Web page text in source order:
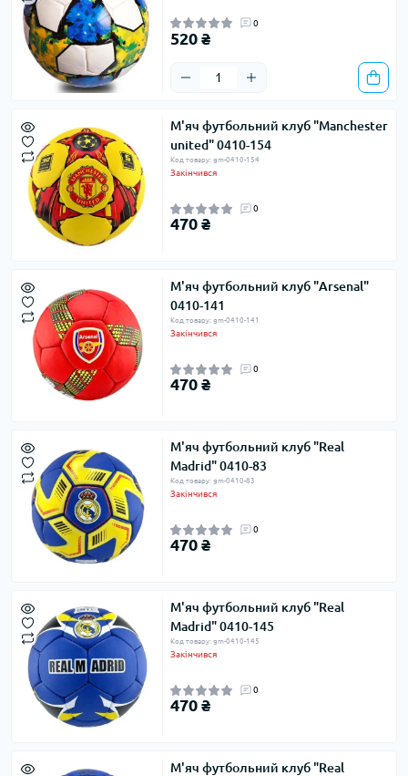
0
520 ₴
М'яч футбольний клуб "Manchester
united" 0410-154
Код товару: gm-0410-154
Закінчився
0
470 ₴
М'яч футбольний клуб "Arsenal"
0410-141
Код товару: gm-0410-141
Закінчився
0
470 ₴
М'яч футбольний клуб "Real
Madrid" 0410-83
Код товару: gm-0410-83
Закінчився
0
470 ₴
М'яч футбольний клуб "Real
Madrid" 0410-145
Код товару: gm-0410-145
Закінчився
0
470 ₴
М'яч футбольний клуб "Real